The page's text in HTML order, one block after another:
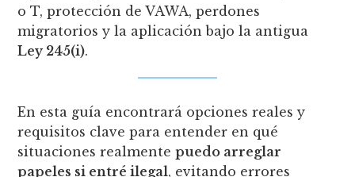
o T, protección de VAWA, perdones
migratorios y la aplicación bajo la antigua
Ley 245(i).
En esta guía encontrará opciones reales y
requisitos clave para entender en qué
situaciones realmentepuedo arreglar
papeles si entré ilegal, evitando errores